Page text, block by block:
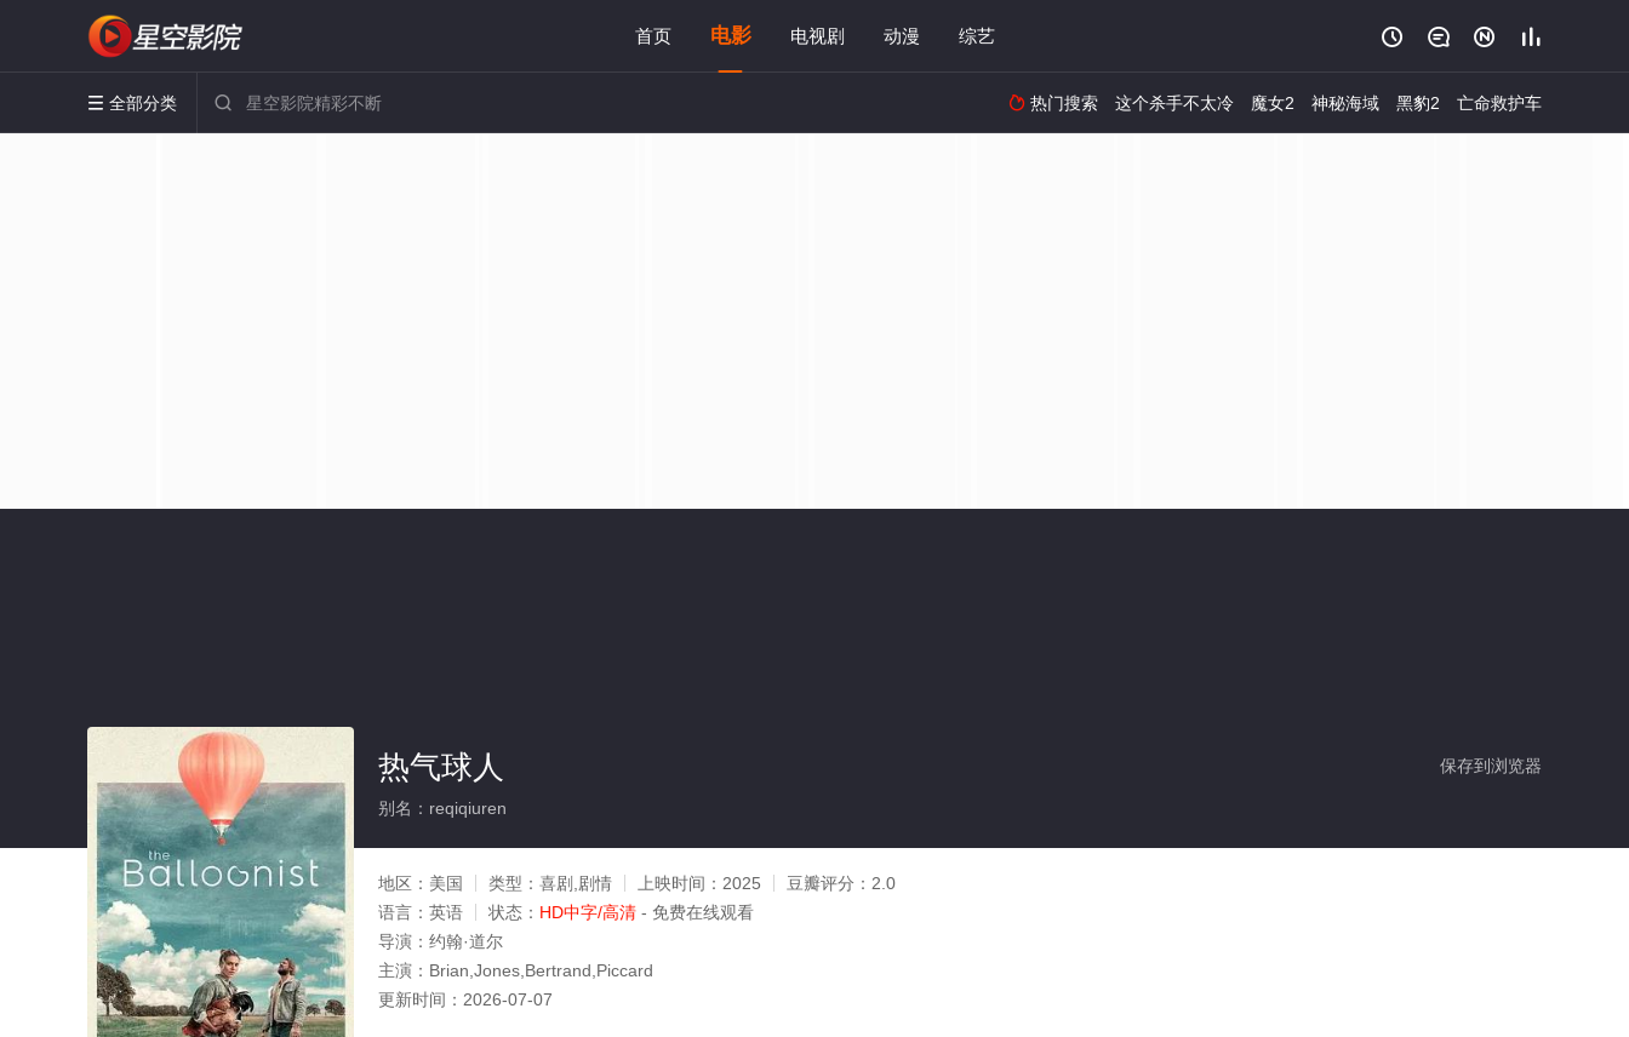
首页 电影 电视剧 动漫 综艺    
 全部分类   热门搜索 这个杀手不太冷 魔女2 神秘海域 黑豹2 亡命救护车
保存到浏览器
热气球人
别名：reqiqiuren
地区： 美国 类型： 喜剧,剧情 上映时间： 2025 豆瓣评分： 2.0
语言： 英语 状态： HD中字/高清 - 免费在线观看
导演： 约翰·道尔
主演： Brian,Jones,Bertrand,Piccard
更新时间： 2026-07-07